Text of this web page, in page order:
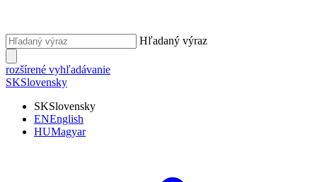
Hľadaný výraz
rozšírené vyhľadávanie
SKSlovensky
SKSlovensky
ENEnglish
HUMagyar